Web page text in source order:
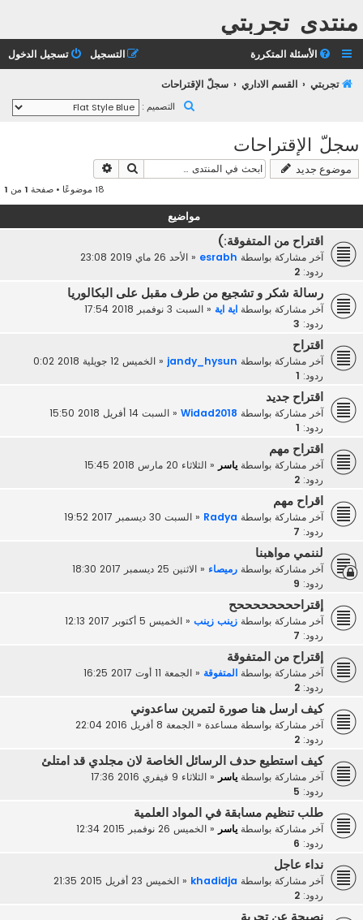
منتدى تجربتي
الأسئلة المتكررة تسجيل الدخول التسجيل
تجربتي القسم الاداري سجلّ الإقتراحات
التصميم :
سجلّ الإقتراحات
موضوع جديد بحث
18 موضوعًا • صفحة 1 من 1
مواضيع
اقتراح من المتفوقة:)
آخر مشاركة بواسطة esrabh
« الأحد 26 ماي 2019 23:08
ردود: 2
رسالة شكر و تشجيع من طرف مقبل على البكالوريا
آخر مشاركة بواسطة اية اية « السبت 3 نوفمبر 2018 17:54
ردود: 3
اقتراح
آخر مشاركة بواسطة jandy_hysun
« الخميس 12 جويلية 2018 0:02
ردود: 1
اقتراح جديد
آخر مشاركة بواسطة Widad2018
« السبت 14 أفريل 2018 15:50
ردود: 1
اقتراح مهم
آخر مشاركة بواسطة ياسر « الثلاثاء 20 مارس 2018 15:45
ردود: 2
اقراح مهم
آخر مشاركة بواسطة Radya
« السبت 30 ديسمبر 2017 19:52
ردود: 7
لننمي مواهبنا
آخر مشاركة بواسطة رميصاء « الاثنين 25 ديسمبر 2017 18:30
ردود: 9
إقتراححححححححح
آخر مشاركة بواسطة زينب زينب « الخميس 5 أكتوبر 2017 12:13
ردود: 7
إقتراح من المتفوقة
آخر مشاركة بواسطة المتفوقة « الجمعة 11 أوت 2017 16:25
ردود: 2
كيف ارسل هنا صورة لتمرين ساعدوني
آخر مشاركة بواسطة مساعدة « الجمعة 8 أفريل 2016 22:04
ردود: 2
كيف استطيع حدف الرسائل الخاصة لان مجلدي قد امتلئ
آخر مشاركة بواسطة ياسر « الثلاثاء 9 فيفري 2016 17:36
ردود: 5
طلب تنظيم مسابقة في المواد العلمية
آخر مشاركة بواسطة ياسر « الخميس 26 نوفمبر 2015 12:34
ردود: 6
نداء عاجل
آخر مشاركة بواسطة khadidja
« الخميس 23 أفريل 2015 21:35
ردود: 2